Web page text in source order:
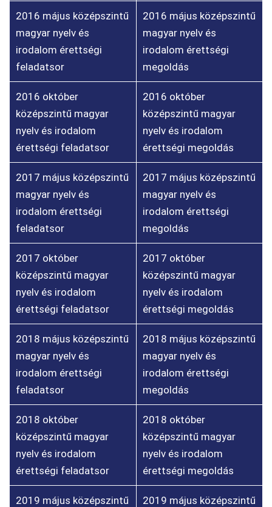
2016 május középszintű
magyar nyelv és
irodalom érettségi
feladatsor
2016 május középszintű
magyar nyelv és
irodalom érettségi
megoldás
2016 október
középszintű magyar
nyelv és irodalom
érettségi feladatsor
2016 október
középszintű magyar
nyelv és irodalom
érettségi megoldás
2017 május középszintű
magyar nyelv és
irodalom érettségi
feladatsor
2017 május középszintű
magyar nyelv és
irodalom érettségi
megoldás
2017 október
középszintű magyar
nyelv és irodalom
érettségi feladatsor
2017 október
középszintű magyar
nyelv és irodalom
érettségi megoldás
2018 május középszintű
magyar nyelv és
irodalom érettségi
feladatsor
2018 május középszintű
magyar nyelv és
irodalom érettségi
megoldás
2018 október
középszintű magyar
nyelv és irodalom
érettségi feladatsor
2018 október
középszintű magyar
nyelv és irodalom
érettségi megoldás
2019 május középszintű
2019 május középszintű